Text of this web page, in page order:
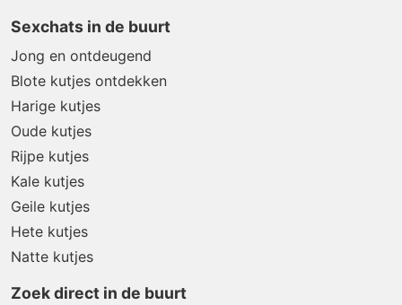
Sexchats in de buurt
Jong en ontdeugend
Blote kutjes ontdekken
Harige kutjes
Oude kutjes
Rijpe kutjes
Kale kutjes
Geile kutjes
Hete kutjes
Natte kutjes
Zoek direct in de buurt